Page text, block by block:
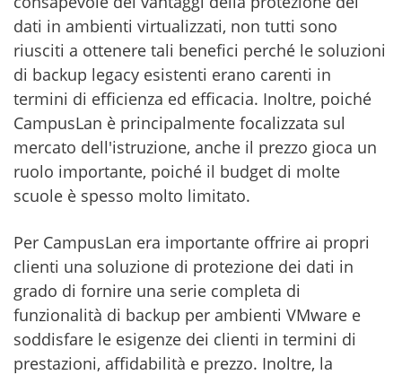
dati in ambienti virtualizzati, non tutti sono
riusciti a ottenere tali benefici perché le soluzioni
di backup legacy esistenti erano carenti in
termini di efficienza ed efficacia. Inoltre, poiché
CampusLan è principalmente focalizzata sul
mercato dell'istruzione, anche il prezzo gioca un
ruolo importante, poiché il budget di molte
scuole è spesso molto limitato.
Per CampusLan era importante offrire ai propri
clienti una soluzione di protezione dei dati in
grado di fornire una serie completa di
funzionalità di backup per ambienti VMware e
soddisfare le esigenze dei clienti in termini di
prestazioni, affidabilità e prezzo. Inoltre, la